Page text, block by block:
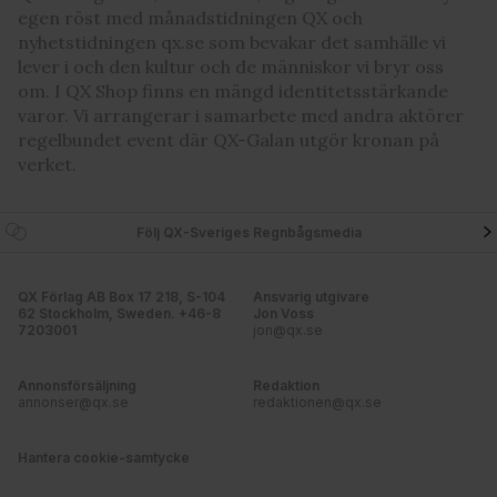
egen röst med månadstidningen QX och
nyhetstidningen qx.se som bevakar det samhälle vi
lever i och den kultur och de människor vi bryr oss
om. I QX Shop finns en mängd identitetsstärkande
varor. Vi arrangerar i samarbete med andra aktörer
regelbundet event där QX-Galan utgör kronan på
verket.
Följ QX-Sveriges Regnbågsmedia
QX Förlag AB Box 17 218, S-104
62 Stockholm, Sweden. +46-8
7203001
Ansvarig utgivare
Jon Voss
jon@qx.se
Annonsförsäljning
annonser@qx.se
Redaktion
redaktionen@qx.se
Hantera cookie-samtycke